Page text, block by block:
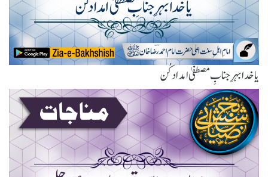
یا خدا بہرِ جنابِ مصطفیٰ امداد کُن